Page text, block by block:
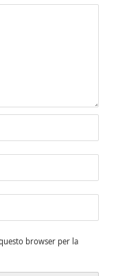
browser per la